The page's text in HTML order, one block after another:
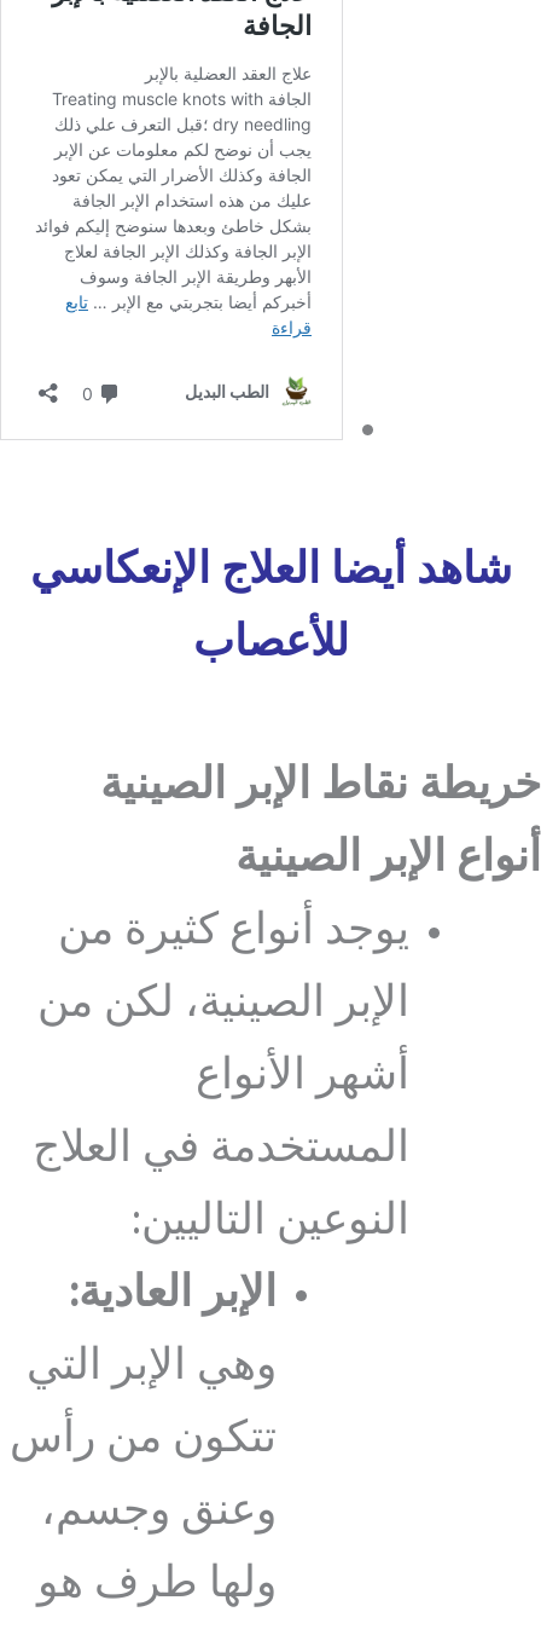
شاهد أيضا العلاج الإنعكاسي
للأعصاب
خريطة نقاط الإبر الصينية
أنواع الإبر الصينية
يوجد أنواع كثيرة من
الإبر الصينية، لكن من
أشهر الأنواع
المستخدمة في العلاج
النوعين التاليين:
الإبر العادية:
وهي الإبر التي
تتكون من رأس
وعنق وجسم،
ولها طرف هو